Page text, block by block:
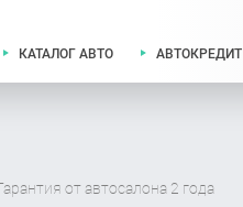
КАТАЛОГ АВТО АВТОКРЕДИТ
от автосалона 2 года